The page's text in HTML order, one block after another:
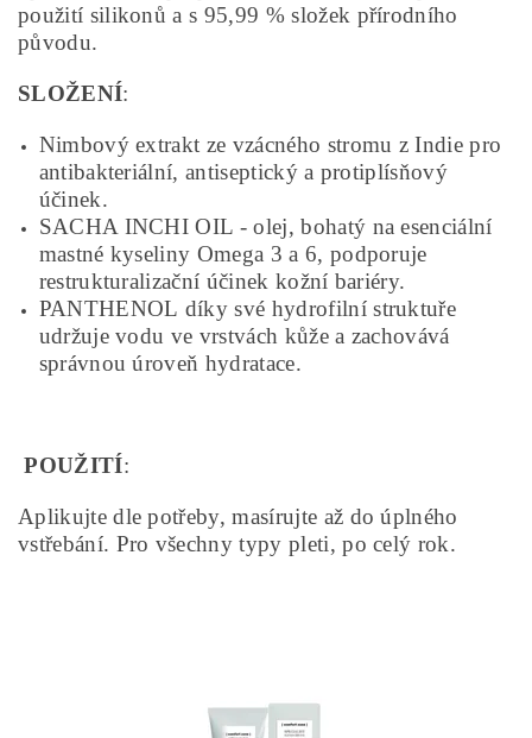
použití silikonů a s 95,99 % složek přírodního
původu.
SLOŽENÍ:
Nimbový extrakt ze vzácného stromu z Indie pro
antibakteriální, antiseptický a protiplísňový
účinek.
SACHA INCHI OIL - olej, bohatý na esenciální
mastné kyseliny Omega 3 a 6, podporuje
restrukturalizační účinek kožní bariéry.
PANTHENOL díky své hydrofilní struktuře
udržuje vodu ve vrstvách kůže a zachovává
správnou úroveň hydratace.
POUŽITÍ:
Aplikujte dle potřeby, masírujte až do úplného
vstřebání. Pro všechny typy pleti, po celý rok.